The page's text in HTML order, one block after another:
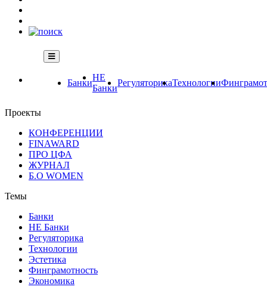
Банки
НЕ
Банки
РегуляторикаТехнологии
Проекты
КОНФЕРЕНЦИИ
FINAWARD
ПРО ЦФА
ЖУРНАЛ
Б.О WOMEN
Темы
Банки
НЕ Банки
Регуляторика
Технологии
Эстетика
Финграмотность
Экономика